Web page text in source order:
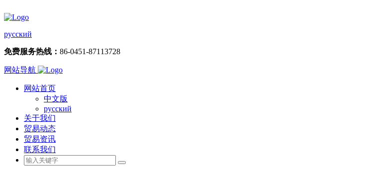
русский
免费服务热线： 86-0451-87113728
网站导航
网站首页
中文版
русский
关于我们
贸易动态
贸易资讯
联系我们